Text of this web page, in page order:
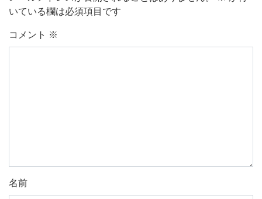
いている欄は必須項目です
コメント ※
名前